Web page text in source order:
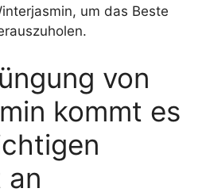
um das Beste
von
kommt es
an